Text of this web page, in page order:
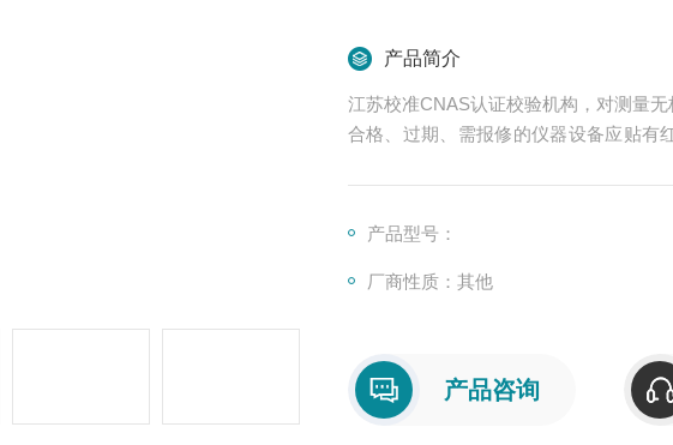
产品简介
江苏校准CNAS认证校验机构，对测量
合格、过期、需报修的仪器设备应贴有
产品型号：
厂商性质：其他
产品咨询